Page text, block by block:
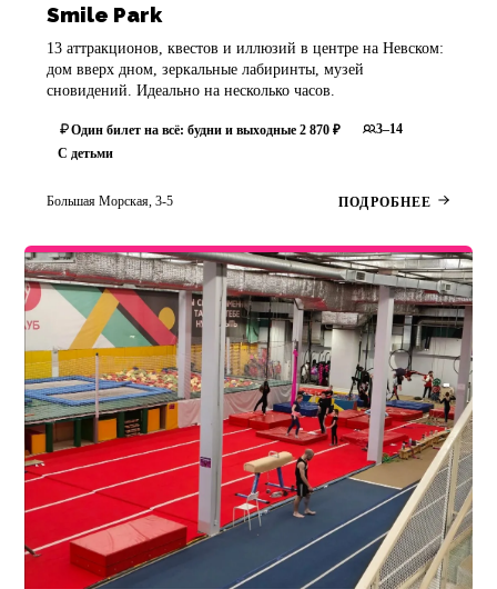
Smile Park
13 аттракционов, квестов и иллюзий в центре на Невском:
дом вверх дном, зеркальные лабиринты, музей
сновидений. Идеально на несколько часов.
Один билет на всё: будни и выходные 2 870 ₽
3–14
С детьми
Большая Морская, 3-5 ПОДРОБНЕЕ